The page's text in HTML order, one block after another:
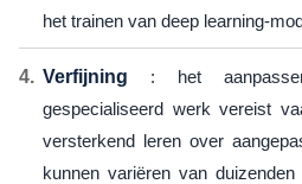
het trainen van deep learning-
Verfijning : het
gespecialiseerd werk vereist
versterkend leren over
kunnen variëren van